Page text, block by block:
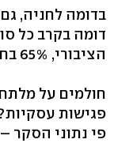
בדומה לחניה,
הציבורי, 65% בחברות ו-39% במשרדים.
חולמים על
פגישות